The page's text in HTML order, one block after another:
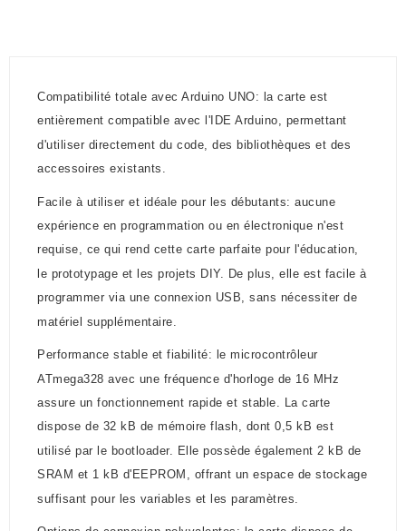
Compatibilité totale avec Arduino UNO: la carte est
entièrement compatible avec l'IDE Arduino, permettant
d'utiliser directement du code, des bibliothèques et des
accessoires existants.
Facile à utiliser et idéale pour les débutants: aucune
expérience en programmation ou en électronique n'est
requise, ce qui rend cette carte parfaite pour l'éducation,
le prototypage et les projets DIY. De plus, elle est facile à
programmer via une connexion USB, sans nécessiter de
matériel supplémentaire.
Performance stable et fiabilité: le microcontrôleur
ATmega328 avec une fréquence d'horloge de 16 MHz
assure un fonctionnement rapide et stable. La carte
dispose de 32 kB de mémoire flash, dont 0,5 kB est
utilisé par le bootloader. Elle possède également 2 kB de
SRAM et 1 kB d'EEPROM, offrant un espace de stockage
suffisant pour les variables et les paramètres.